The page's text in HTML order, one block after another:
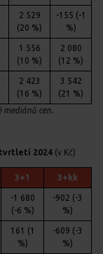
2 529
(20 %)
-155 (-1
%)
1 556
(10 %)
2 080
(12 %)
2 423
(16 %)
3 542
(21 %)
cen.
2024 (v Kč)
3+1 3+kk
-1 680
(-6 %)
-902 (-3
%)
161 (1
%)
-609 (-3
%)